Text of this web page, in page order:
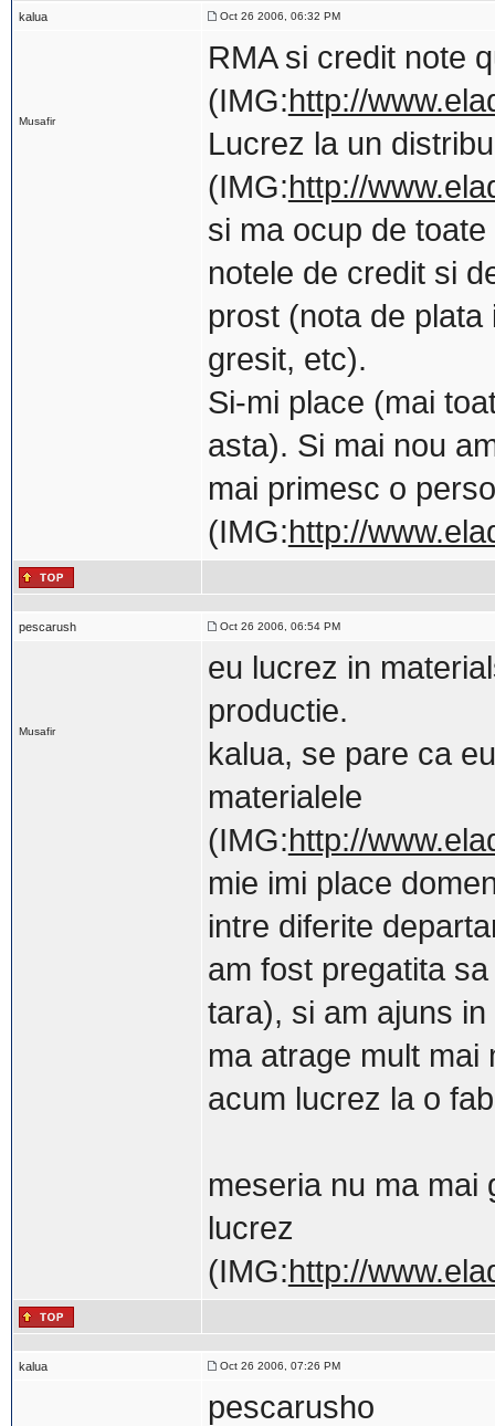
kalua Oct 26 2006, 06:32 PM
Musafir
RMA si credit note
(IMG:http://
Lucrez la un
(IMG:http://
si ma ocup de
notele de credit si
prost (nota de
gresit, etc).
Si-mi place (mai
asta). Si mai nou
mai primesc o
(IMG:http://
pescarush Oct 26 2006, 06:54 PM
Musafir
eu lucrez in
productie.
kalua, se pare ca
materialele
(IMG:http://
mie imi place
intre diferite
am fost pregatita
tara), si am ajuns
ma atrage mult mai
acum lucrez la o
meseria nu ma mai
lucrez
(IMG:http://
kalua Oct 26 2006, 07:26 PM
pescarusho